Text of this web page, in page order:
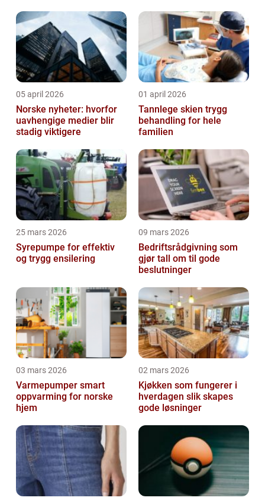
05 april 2026
Norske nyheter: hvorfor
uavhengige medier blir
stadig viktigere
01 april 2026
Tannlege skien trygg
behandling for hele
familien
25 mars 2026
Syrepumpe for effektiv
og trygg ensilering
09 mars 2026
Bedriftsrådgivning som
gjør tall om til gode
beslutninger
03 mars 2026
Varmepumper smart
oppvarming for norske
hjem
02 mars 2026
Kjøkken som fungerer i
hverdagen slik skapes
gode løsninger